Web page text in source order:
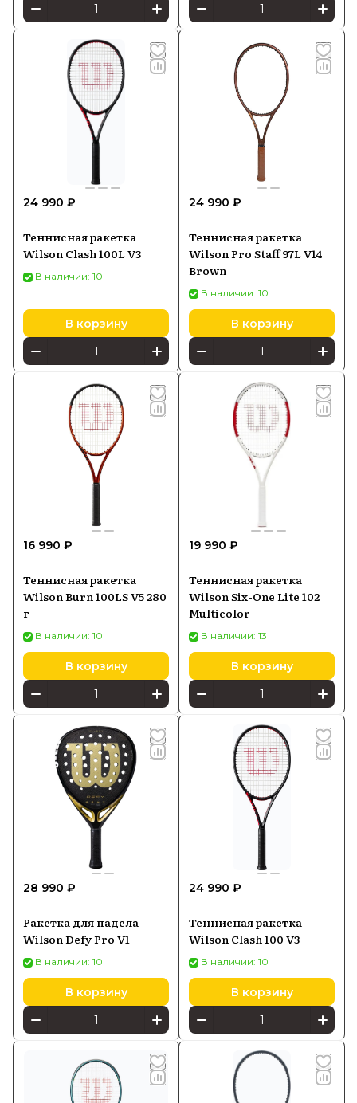
24 990 ₽
Теннисная ракетка
Wilson Clash 100L V3
В наличии: 10
В корзину
24 990 ₽
Теннисная ракетка
Wilson Pro Staff 97L V14
Brown
В наличии: 10
В корзину
16 990 ₽
Теннисная ракетка
Wilson Burn 100LS V5 280
г
В наличии: 10
В корзину
19 990 ₽
Теннисная ракетка
Wilson Six-One Lite 102
Multicolor
В наличии: 13
В корзину
28 990 ₽
Ракетка для падела
Wilson Defy Pro V1
В наличии: 10
В корзину
24 990 ₽
Теннисная ракетка
Wilson Clash 100 V3
В наличии: 10
В корзину